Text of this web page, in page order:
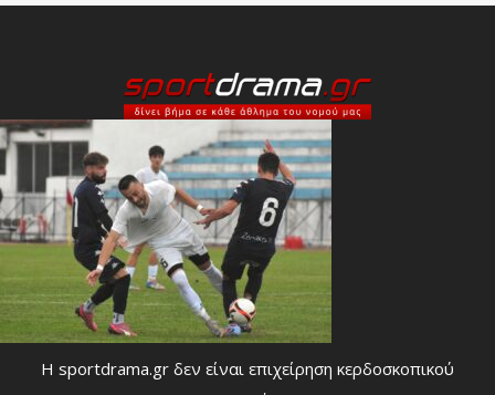
Η sportdrama.gr δεν είναι επιχείρηση κερδοσκοπικού